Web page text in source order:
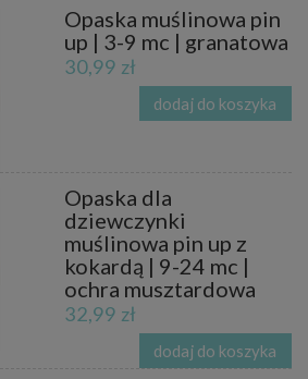
Opaska muślinowa pin
up | 3-9 mc | granatowa
30,99 zł
dodaj do koszyka
Opaska dla
dziewczynki
muślinowa pin up z
kokardą | 9-24 mc |
ochra musztardowa
32,99 zł
dodaj do koszyka